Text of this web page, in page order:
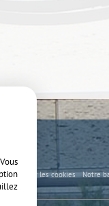
Gérer les cookies
Notre